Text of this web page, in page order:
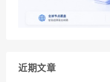
近期文章